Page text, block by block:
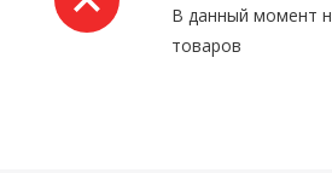
В данный момент
товаров